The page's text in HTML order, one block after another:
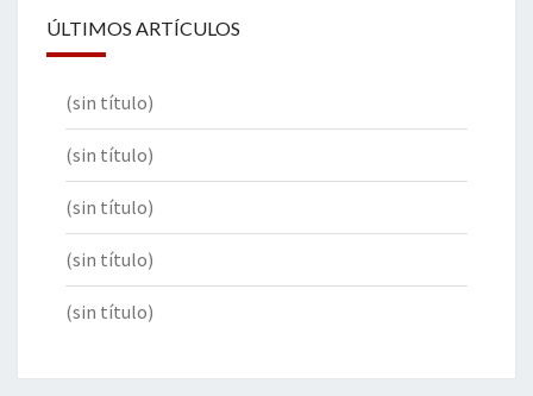
ÚLTIMOS ARTÍCULOS
(sin título)
(sin título)
(sin título)
(sin título)
(sin título)